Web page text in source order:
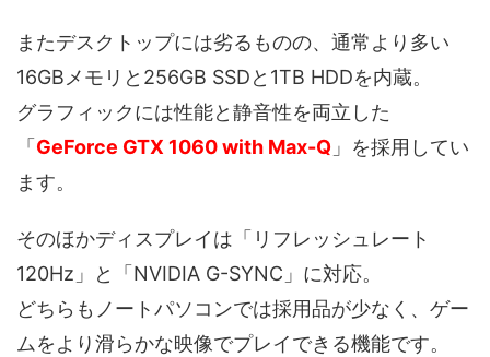
またデスクトップには劣るものの、通常より多い
16GBメモリと256GB SSDと1TB HDDを内蔵。
グラフィックには性能と静音性を両立した
「 GeForce GTX 1060 with Max-Q 」を採用してい
ます。
そのほかディスプレイは「リフレッシュレート
120Hz」と「NVIDIA G-SYNC」に対応。
どちらもノートパソコンでは採用品が少なく、ゲー
ムをより滑らかな映像でプレイできる機能です。